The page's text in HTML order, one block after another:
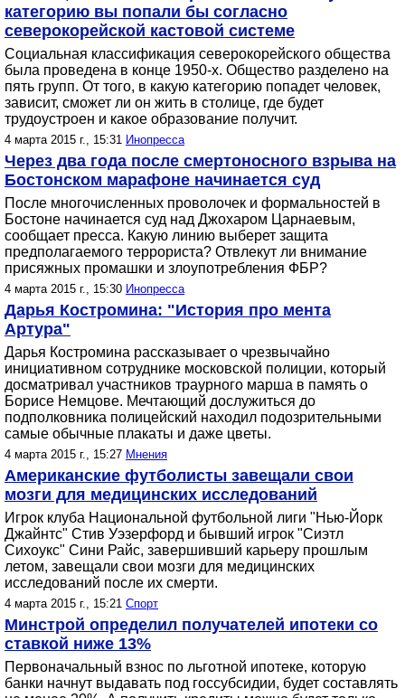
категорию вы попали бы согласно
северокорейской кастовой системе
Социальная классификация северокорейского общества
была проведена в конце 1950-х. Общество разделено на
пять групп. От того, в какую категорию попадет человек,
зависит, сможет ли он жить в столице, где будет
трудоустроен и какое образование получит.
4 марта 2015 г., 15:31 Инопресса
Через два года после смертоносного взрыва на
Бостонском марафоне начинается суд
После многочисленных проволочек и формальностей в
Бостоне начинается суд над Джохаром Царнаевым,
сообщает пресса. Какую линию выберет защита
предполагаемого террориста? Отвлекут ли внимание
присяжных промашки и злоупотребления ФБР?
4 марта 2015 г., 15:30 Инопресса
Дарья Костромина: "История про мента
Артура"
Дарья Костромина рассказывает о чрезвычайно
инициативном сотруднике московской полиции, который
досматривал участников траурного марша в память о
Борисе Немцове. Мечтающий дослужиться до
подполковника полицейский находил подозрительными
самые обычные плакаты и даже цветы.
4 марта 2015 г., 15:27 Мнения
Американские футболисты завещали свои
мозги для медицинских исследований
Игрок клуба Национальной футбольной лиги "Нью-Йорк
Джайнтс" Стив Уэзерфорд и бывший игрок "Сиэтл
Сихоукс" Сини Райс, завершивший карьеру прошлым
летом, завещали свои мозги для медицинских
исследований после их смерти.
4 марта 2015 г., 15:21 Спорт
Минстрой определил получателей ипотеки со
ставкой ниже 13%
Первоначальный взнос по льготной ипотеке, которую
банки начнут выдавать под госсубсидии, будет составлять